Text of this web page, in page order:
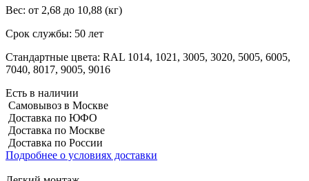
Вес: от 2,68 до 10,88 (кг)
Срок службы: 50 лет
Стандартные цвета: RAL 1014, 1021, 3005, 3020, 5005, 6005,
7040, 8017, 9005, 9016
Есть в наличии
Самовывоз в Москве
Доставка по ЮФО
Доставка по Москве
Доставка по России
Подробнее о условиях доставки